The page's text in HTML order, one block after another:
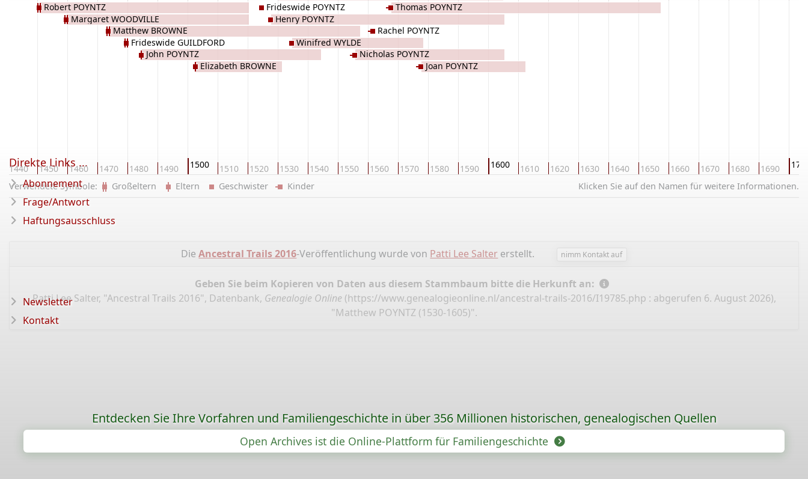
1440 1450 1460 1470 1480 1490 1500 1510 1520 1530 1540 1550 1560 1570 1580 1590 1600 1610 1620 1630 1640 1650 1660 1670 1680 1690
Robert POYNTZ
Margaret WOODVILLE
Matthew BROWNE
Frideswide GUILDFORD
John POYNTZ
Elizabeth BROWNE
Frideswide POYNTZ
Henry POYNTZ
Winifred WYLDE
Nicholas POYNTZ
Rachel POYNTZ
Thomas POYNTZ
Joan POYNTZ
Klicken Sie auf den Namen für weitere Informationen.
Verwendete Symbole: Großeltern Eltern Geschwister Kinder
DieAncestral Trails 2016-Veröffentlichung wurde von Patti Lee Salter erstellt. nimm Kontakt auf
Geben Sie beim Kopieren von Daten aus diesem Stammbaum bitte die Herkunft an:
Patti Lee Salter, "Ancestral Trails 2016", Datenbank, Genealogie Online (https://www.genealogieonline.nl/ancestral-trails-2016/I19785.php : abgerufen 6. August 2026),
"Matthew POYNTZ (1530-1605)".
Direkte Links ...
Abonnement
Frage/Antwort
Haftungsausschluss
Newsletter
Kontakt
Entdecken Sie Ihre Vorfahren und Familiengeschichte in über 356 Millionen historischen, genealogischen Quellen
Open Archives ist die Online-Plattform für Familiengeschichte